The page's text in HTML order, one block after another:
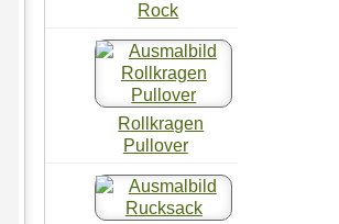
Rock
Rollkragen
Pullover